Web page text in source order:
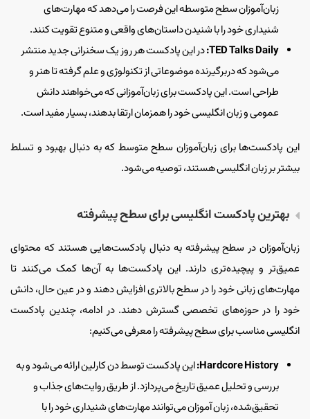
زبان‌آموزان سطح متوسطه این فرصت را می‌دهد که مهارت‌های
شنیداری خود را با شنیدن داستان‌های واقعی و متنوع تقویت کنند.
TED Talks Daily: در این پادکست هر روز یک سخنرانی جدید منتشر
می‌شود که دربرگیرنده موضوعاتی از تکنولوژی و علم گرفته تا هنر و
طراحی است. این پادکست برای زبان‌آموزانی که می‌خواهند دانش
عمومی و زبان انگلیسی خود را همزمان ارتقا بدهند، بسیار مفید است.
این پادکست‌ها برای زبان‌آموزان سطح متوسط که به دنبال بهبود و تسلط
بیشتر بر زبان انگلیسی هستند، توصیه می‌شود.
بهترین پادکست انگلیسی برای‌ سطح پیشرفته
زبان‌آموزان در سطح پیشرفته به دنبال پادکست‌هایی هستند که محتوای
عمیق‌تر و پیچیده‌تری دارند. این پادکست‌ها به آن‌ها کمک می‌کنند تا
مهارت‌های زبانی خود را در سطح بالاتری افزایش دهند و در عین حال، دانش
خود را در حوزه‌های تخصصی گسترش دهند. در ادامه، چندین پادکست
انگلیسی مناسب برای سطح پیشرفته را معرفی می‌کنیم:
Hardcore History: این پادکست توسط دن کارلین ارائه می‌شود و به
بررسی و تحلیل عمیق تاریخ می‌پردازد. از طریق روایت‌های جذاب و
تحقیق‌شده، زبان آموزان می‌توانند مهارت‌های شنیداری خود را با